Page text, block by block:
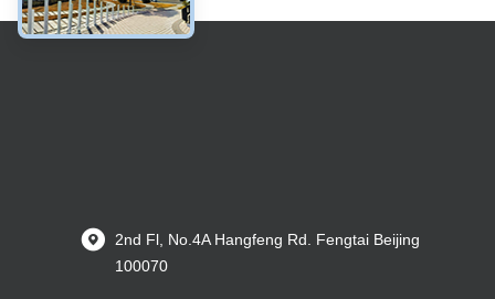
2nd Fl, No.4A Hangfeng Rd. Fengtai Beijing
100070